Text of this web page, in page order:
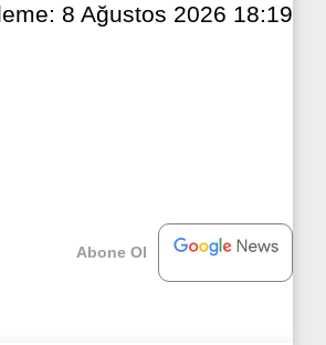
8 Ağustos 2026 18:19
Abone Ol